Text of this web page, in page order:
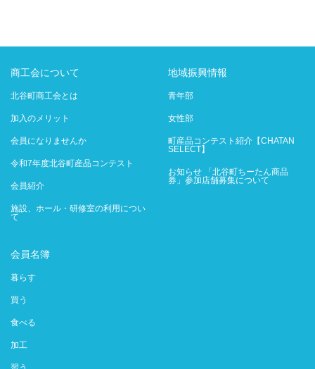
商工会について
北谷町商工会とは
加入のメリット
会員になりませんか
令和7年度北谷町産品コンテスト
会員紹介
施設、ホール・研修室の利用につい
て
地域振興情報
青年部
女性部
町産品コンテスト紹介【CHATAN
SELECT】
お知らせ 「北谷町ちーたん商品
券」参加店舗募集について
会員名簿
暮らす
買う
食べる
加工